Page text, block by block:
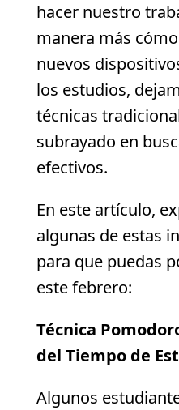
hacer nuestro
manera más
nuevos
los estudios,
técnicas
subrayado en
efectivos.
En este artículo,
algunas de estas
para que puedas
este febrero:
Técnica
del Tiempo de
Algunos